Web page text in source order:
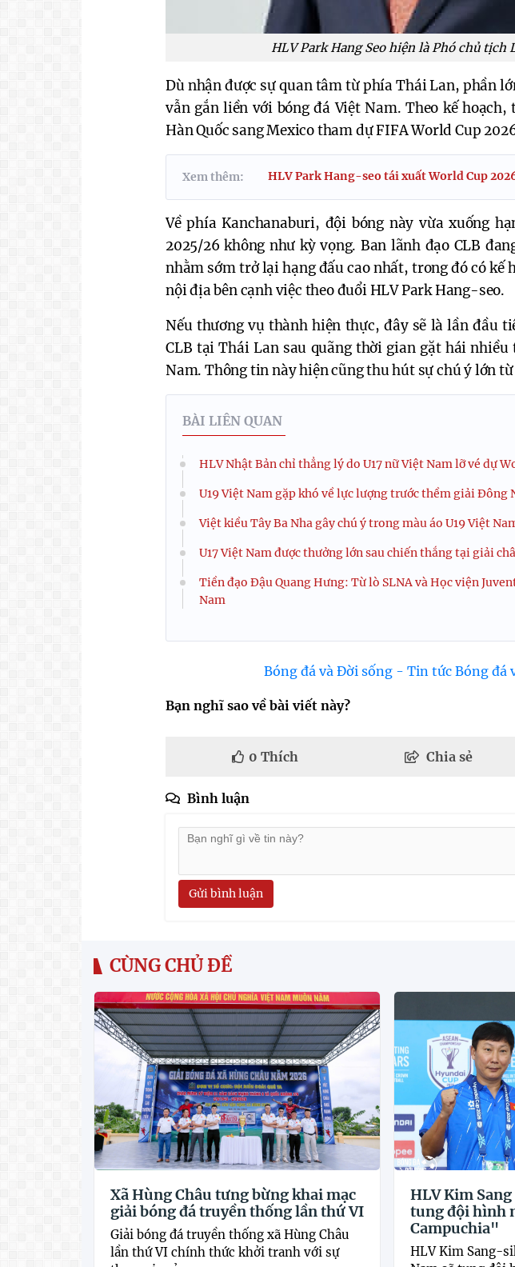
HLV Park Hang Seo hiện là Phó chủ tịch
Dù nhận được sự quan tâm từ phía Thái Lan, phần
vẫn gắn liền với bóng đá Việt Nam. Theo kế
Hàn Quốc sang Mexico tham dự FIFA World Cup
Xem thêm: HLV Park Hang-seo tái xuất World Cup
Về phía Kanchanaburi, đội bóng này vừa xuống
2025/26 không như kỳ vọng. Ban lãnh đạo CLB
nhằm sớm trở lại hạng đấu cao nhất, trong đó có kế
nội địa bên cạnh việc theo đuổi HLV Park Hang-seo.
Nếu thương vụ thành hiện thực, đây sẽ là lần đầu
CLB tại Thái Lan sau quãng thời gian gặt hái nhiều
Nam. Thông tin này hiện cũng thu hút sự chú ý lớn
BÀI LIÊN QUAN
HLV Nhật Bản chỉ thẳng lý do U17 nữ Việt Nam lỡ vé dự
U19 Việt Nam gặp khó về lực lượng trước thềm giải Đông
Việt kiều Tây Ba Nha gây chú ý trong màu áo U19 Việt
U17 Việt Nam được thưởng lớn sau chiến thắng tại giải
Tiền đạo Đậu Quang Hưng: Từ lò SLNA và Học viện
Nam
Bóng đá và Đời sống - Tin tức Bóng đá
Bạn nghĩ sao về bài viết này?
0 Thích Chia sẻ
Bình luận
Gửi bình luận
CÙNG CHỦ ĐỀ
Xã Hùng Châu tưng bừng khai mạc
giải bóng đá truyền thống lần thứ VI
Giải bóng đá truyền thống xã Hùng Châu
lần thứ VI chính thức khởi tranh với sự
HLV Kim
tung đội hình
Campuchia"
HLV Kim Sang-